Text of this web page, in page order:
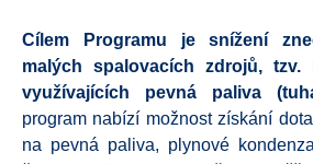
Cílem Programu je snížení
malých spalovacích zdrojů,
využívajících pevná paliva
program nabízí možnost získání
na pevná paliva, plynové